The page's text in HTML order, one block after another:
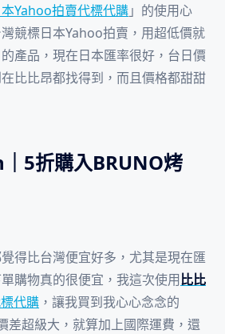
本Yahoo拍賣代標代購」的使用心
競標日本Yahoo拍賣，用超低價就
產品，現在日本匯率很好，台日價
比比昂都找得到，而且價格都甜甜
5折購入BRUNO烤
得比台灣便宜好多，尤其是現在匯
購物真的很便宜，我這次使用比比
代購 ，讓我買到我心心念念的
差超級大，就算加上國際運費，還